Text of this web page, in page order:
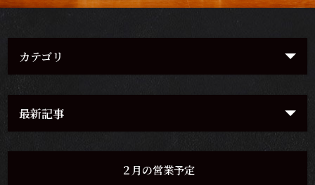
カテゴリ
最新記事
２月の営業予定